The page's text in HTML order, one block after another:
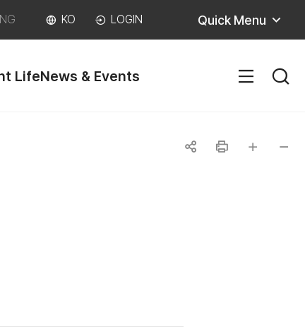
KO LOGIN Quick Menu
LifeNews & Events